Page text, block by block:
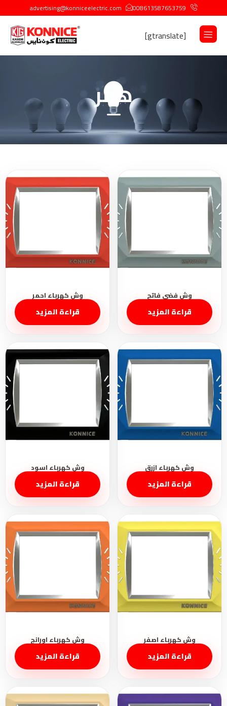
008613587653759
advertising@konniceelectric.com
[gtranslate]
همر
قراءة المزيد قراءة المزيد
قراءة المزيد قراءة المزيد
قراءة المزيد قراءة المزيد